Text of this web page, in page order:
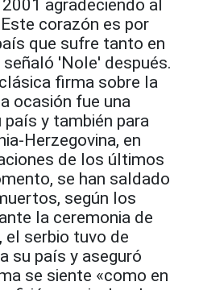
agradeciendo al
corazón es por
que sufre tanto en
'Nole' después.
firma sobre la
ocasión fue una
y también para
Herzegovina, en
de los últimos
se han saldado
según los
la ceremonia de
serbio tuvo de
su país y aseguró
se siente «como en